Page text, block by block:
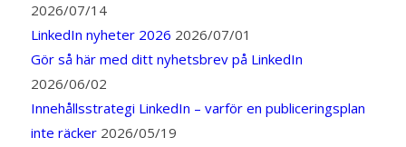
2026/07/14
LinkedIn nyheter 2026 2026/07/01
Gör så här med ditt nyhetsbrev på LinkedIn
2026/06/02
Innehållsstrategi LinkedIn – varför en publiceringsplan
inte räcker 2026/05/19